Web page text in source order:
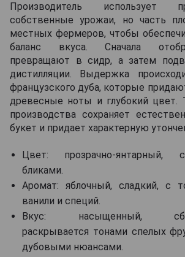
Производитель использует
собственные урожаи, но часть
местных фермеров, чтобы
баланс вкуса. Сначала
превращают в сидр, а затем
дистилляции. Выдержка
французского дуба, которые
древесные ноты и глубокий цвет.
производства сохраняет
букет и придает характерную
Цвет: прозрачно-янтарный,
бликами.
Аромат: яблочный, сладкий, с
ванили и специй.
Вкус: насыщенный,
раскрывается тонами спелых
дубовыми нюансами.